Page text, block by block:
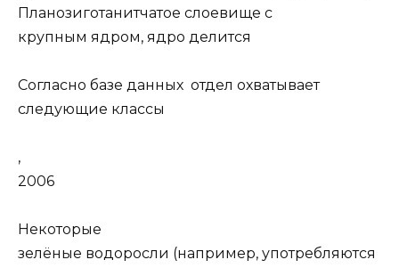
Планозиготанитчатое слоевище с
крупным ядром, ядро делится
Согласно базе данных отдел охватывает
следующие классы
,
2006
Некоторые
зелёные водоросли (например, употребляются